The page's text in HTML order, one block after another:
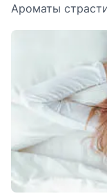
Ароматы